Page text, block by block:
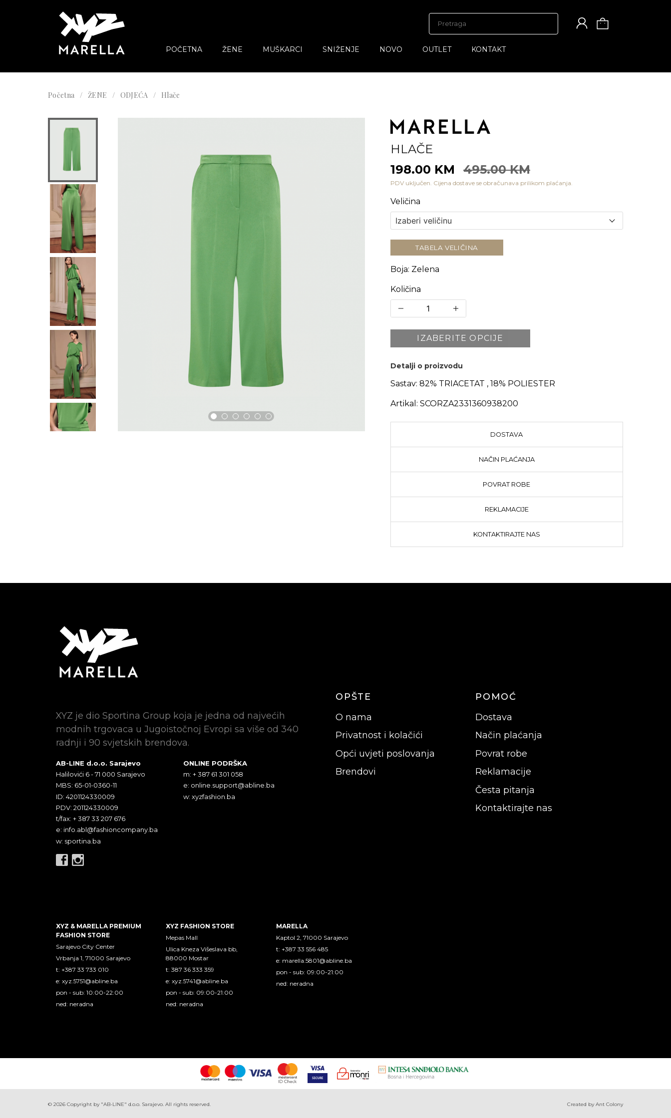
POČETNA ŽENE MUŠKARCI SNIŽENJE NOVO OUTLET KONTAKT
Početna ŽENE ODJEĆA Hlače
HLAČE
198.00 KM
495.00 KM
PDV uključen. Cijena dostave se obračunava prilikom plaćanja.
Veličina
TABELA VELIČINA
Boja: Zelena
Količina
IZABERITE OPCIJE
Detalji o proizvodu
Sastav: 82% TRIACETAT , 18% POLIESTER
Artikal: SCORZA2331360938200
DOSTAVA
NAČIN PLAĆANJA
POVRAT ROBE
REKLAMACIJE
KONTAKTIRAJTE NAS
XYZ je dio Sportina Group koja je jedna od najvećih
modnih trgovaca u Jugoistočnoj Evropi sa više od 340
radnji i 90 svjetskih brendova.
AB-LINE d.o.o. Sarajevo
Halilovići 6 - 71 000 Sarajevo
MBS: 65-01-0360-11
ID: 4201124330009
PDV: 201124330009
t/fax: + 387 33 207 676
e: info.abl@fashioncompany.ba
w: sportina.ba
ONLINE PODRŠKA
m: + 387 61 301 058
e: online.support@abline.ba
w: xyzfashion.ba
OPŠTE
O nama
Privatnost i kolačići
Opći uvjeti poslovanja
Brendovi
POMOĆ
Dostava
Način plaćanja
Povrat robe
Reklamacije
Česta pitanja
Kontaktirajte nas
XYZ & MARELLA PREMIUM
FASHION STORE
Sarajevo City Center
Vrbanja 1, 71000 Sarajevo
t: +387 33 733 010
e: xyz.5751@abline.ba
pon - sub: 10:00-22:00
ned: neradna
XYZ FASHION STORE
Mepas Mall
Ulica Kneza Višeslava bb,
88000 Mostar
t: 387 36 333 359
e:xyz.5741@abline.ba
pon - sub: 09:00-21:00
ned: neradna
MARELLA
Kaptol 2, 71000 Sarajevo
t: +387 33 556 485
e: marella.5801@abline.ba
pon - sub: 09:00-21:00
ned: neradna
© 2026 Copyright by "AB-LINE" d.o.o. Sarajevo. All rights reserved. Created by Ant Colony